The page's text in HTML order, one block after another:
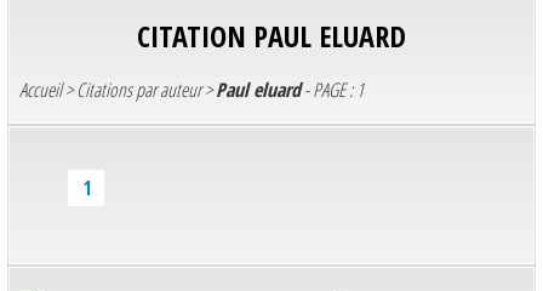
CITATION PAUL ELUARD
Accueil>Citations par auteur>Paul eluard- PAGE : 1
1